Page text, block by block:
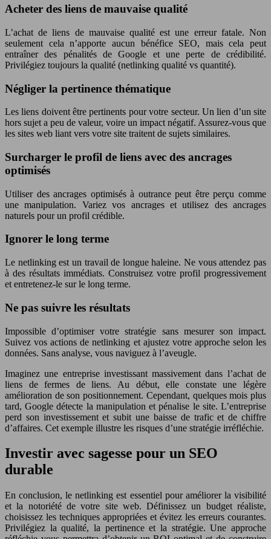
Acheter des liens de mauvaise qualité
L’achat de liens de mauvaise qualité est une erreur fatale. Non
seulement cela n’apporte aucun bénéfice SEO, mais cela peut
entraîner des pénalités de Google et une perte de crédibilité.
Privilégiez toujours la qualité (netlinking qualité vs quantité).
Négliger la pertinence thématique
Les liens doivent être pertinents pour votre secteur. Un lien d’un site
hors sujet a peu de valeur, voire un impact négatif. Assurez-vous que
les sites web liant vers votre site traitent de sujets similaires.
Surcharger le profil de liens avec des ancrages
optimisés
Utiliser des ancrages optimisés à outrance peut être perçu comme
une manipulation. Variez vos ancrages et utilisez des ancrages
naturels pour un profil crédible.
Ignorer le long terme
Le netlinking est un travail de longue haleine. Ne vous attendez pas
à des résultats immédiats. Construisez votre profil progressivement
et entretenez-le sur le long terme.
Ne pas suivre les résultats
Impossible d’optimiser votre stratégie sans mesurer son impact.
Suivez vos actions de netlinking et ajustez votre approche selon les
données. Sans analyse, vous naviguez à l’aveugle.
Imaginez une entreprise investissant massivement dans l’achat de
liens de fermes de liens. Au début, elle constate une légère
amélioration de son positionnement. Cependant, quelques mois plus
tard, Google détecte la manipulation et pénalise le site. L’entreprise
perd son investissement et subit une baisse de trafic et de chiffre
d’affaires. Cet exemple illustre les risques d’une stratégie irréfléchie.
Investir avec sagesse pour un SEO
durable
En conclusion, le netlinking est essentiel pour améliorer la visibilité
et la notoriété de votre site web. Définissez un budget réaliste,
choisissez les techniques appropriées et évitez les erreurs courantes.
Privilégiez la qualité, la pertinence et la stratégie. Une approche